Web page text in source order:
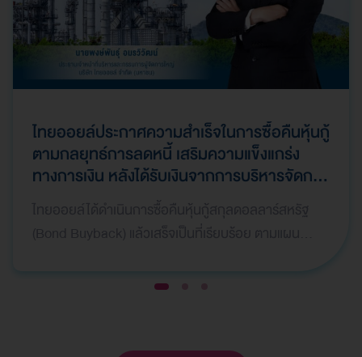
ไทยออยล์ประกาศความสำเร็จในการซื้อคืนหุ้นกู้
ตามกลยุทธ์การลดหนี้ เสริมความแข็งแกร่ง
ทางการเงิน หลังได้รับเงินจากการบริหารจัดการ